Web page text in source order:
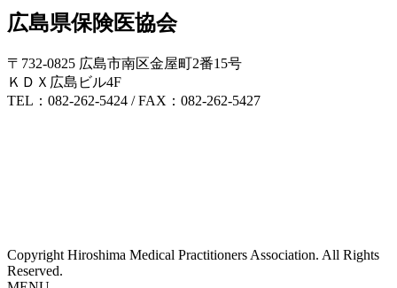
広島県保険医協会
〒732-0825 広島市南区金屋町2番15号
ＫＤＸ広島ビル4F
TEL：082-262-5424 / FAX：082-262-5427
Copyright Hiroshima Medical Practitioners Association. All Rights
Reserved.